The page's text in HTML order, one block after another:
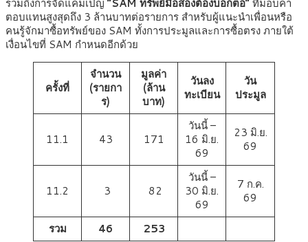
รวมถึงการจัดแคมเปญ “SAM ทรัพย์มือสองต้องบอกต่อ”ที่มอบค่า
ตอบแทนสูงสุดถึง 3 ล้านบาทต่อรายการ สำหรับผู้แนะนำเพื่อนหรือ
คนรู้จักมาซื้อทรัพย์ของ SAM ทั้งการประมูลและการซื้อตรง ภายใต้
เงื่อนไขที่ SAM กำหนดอีกด้วย
ครั้งที่
จำนวน
(รายกา
ร)
มูลค่า
(ล้าน
บาท)
วันลง
ทะเบียน
วัน
ประมูล
11.1 43 171
วันนี้ –
16 มิ.ย.
69
23 มิ.ย.
69
11.2 3 82
วันนี้ –
30 มิ.ย.
69
7 ก.ค.
69
รวม 46 253